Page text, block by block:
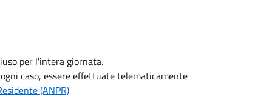
per l'intera giornata.
caso, essere effettuate telematicamente
(ANPR)